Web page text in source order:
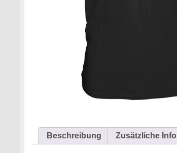
Beschreibung Zusätzliche